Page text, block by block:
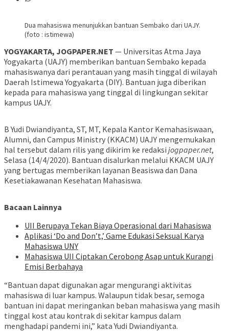
Dua mahasiswa menunjukkan bantuan Sembako dari UAJY.
(foto : istimewa)
YOGYAKARTA, JOGPAPER.NET — Universitas Atma Jaya
Yogyakarta (UAJY) memberikan bantuan Sembako kepada
mahasiswanya dari perantauan yang masih tinggal di wilayah
Daerah Istimewa Yogyakarta (DIY). Bantuan juga diberikan
kepada para mahasiswa yang tinggal di lingkungan sekitar
kampus UAJY.
B Yudi Dwiandiyanta, ST, MT, Kepala Kantor Kemahasiswaan,
Alumni, dan Campus Ministry (KKACM) UAJY mengemukakan
hal tersebut dalam rilis yang dikirim ke redaksi jogpaper.net,
Selasa (14/4/2020). Bantuan disalurkan melalui KKACM UAJY
yang bertugas memberikan layanan Beasiswa dan Dana
Kesetiakawanan Kesehatan Mahasiswa.
Bacaan Lainnya
UII Berupaya Tekan Biaya Operasional dari Mahasiswa
Aplikasi ‘Do and Don’t,’ Game Edukasi Seksual Karya
Mahasiswa UNY
Mahasiswa UII Ciptakan Cerobong Asap untuk Kurangi
Emisi Berbahaya
“Bantuan dapat digunakan agar mengurangi aktivitas
mahasiswa di luar kampus. Walaupun tidak besar, semoga
bantuan ini dapat meringankan beban mahasiswa yang masih
tinggal kost atau kontrak di sekitar kampus dalam
menghadapi pandemi ini,” kata Yudi Dwiandiyanta.